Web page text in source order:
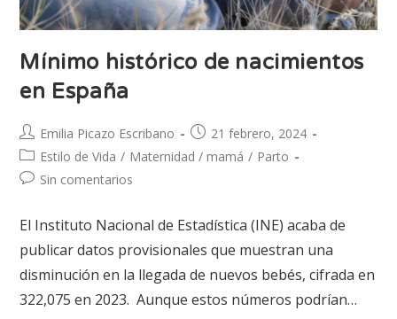
Mínimo histórico de nacimientos
en España
Emilia Picazo Escribano
21 febrero, 2024
Estilo de Vida / Maternidad / mamá / Parto
Sin comentarios
El Instituto Nacional de Estadística (INE) acaba de
publicar datos provisionales que muestran una
disminución en la llegada de nuevos bebés, cifrada en
322,075 en 2023. Aunque estos números podrían…